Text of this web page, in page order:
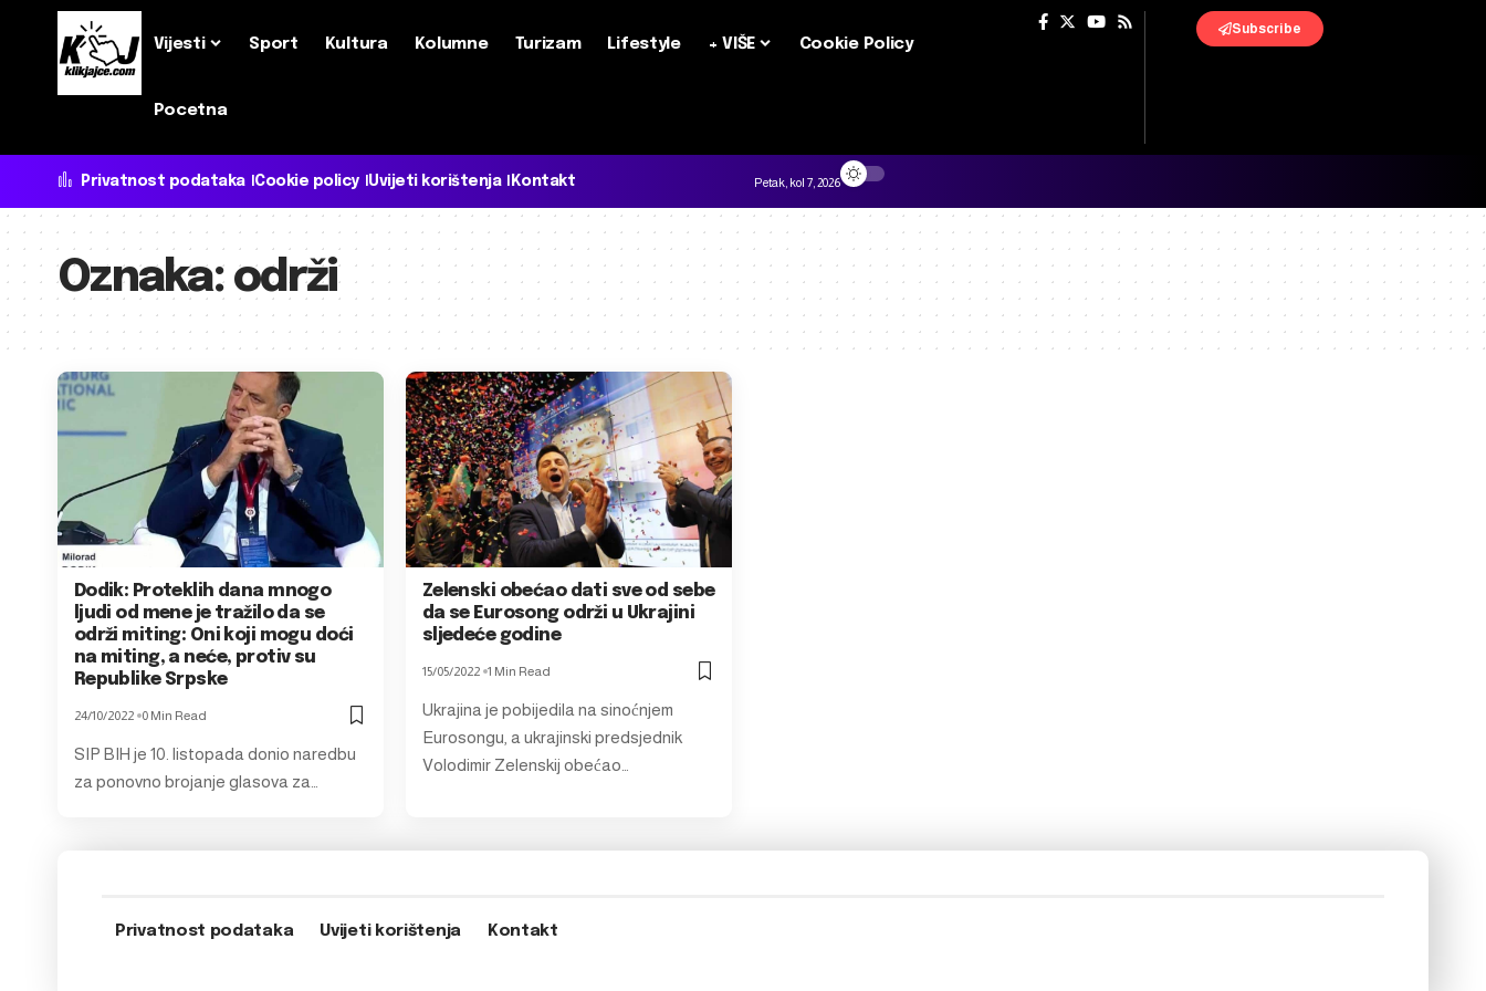
Vijesti Sport Kultura Kolumne Turizam Lifestyle + VIŠE Cookie Policy
Pocetna
Subscribe
Privatnost podataka Cookie policy Uvijeti korištenja Kontakt Petak, kol 7, 2026
Oznaka: održi
Dodik: Proteklih dana mnogo
ljudi od mene je tražilo da se
održi miting: Oni koji mogu doći
na miting, a neće, protiv su
Republike Srpske
24/10/2022 0 Min Read
SIP BIH je 10. listopada donio naredbu
za ponovno brojanje glasova za…
Zelenski obećao dati sve od sebe
da se Eurosong održi u Ukrajini
sljedeće godine
15/05/2022 1 Min Read
Ukrajina je pobijedila na sinoćnjem
Eurosongu, a ukrajinski predsjednik
Volodimir Zelenskij obećao…
Privatnost podataka Uvijeti korištenja Kontakt